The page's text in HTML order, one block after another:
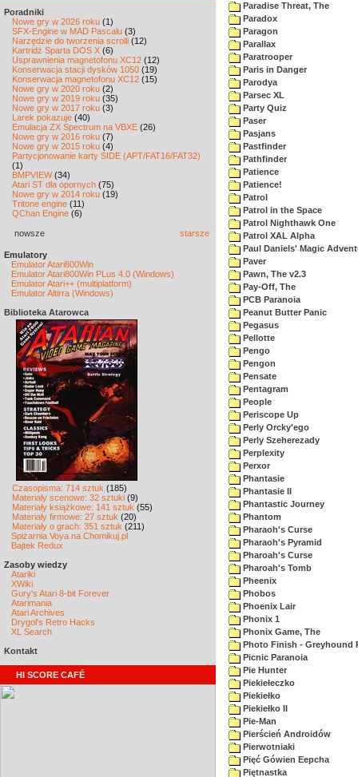
Poradniki
Nowe gry w 2026 roku (1)
SFX-Engine w MAD Pascalu (3)
Narzędzie do tworzenia scrolli (12)
Kartridż Sparta DOS X (6)
Usprawnienia magnetofonu XC12 (12)
Konserwacja stacji dysków 1050 (19)
Konserwacja magnetofonu XC12 (15)
Nowe gry w 2020 roku (2)
Nowe gry w 2019 roku (35)
Nowe gry w 2017 roku (3)
Larek pokazuje (40)
Emulacja ZX Spectrum na VBXE (26)
Nowe gry w 2016 roku (7)
Nowe gry w 2015 roku (4)
Partycjonowanie karty SIDE (APT/FAT16/FAT32)
(1)
BMPVIEW(34)
Atari ST dla opornych (75)
Nowe gry w 2014 roku (19)
Tritone engine (11)
QChan Engine (6)
nowsze starsze
Emulatory
Emulator Atari800Win
Emulator Atari800Win PLus 4.0 (Windows)
Emulator Atari++ (multiplatform)
Emulator Altirra (Windows)
Biblioteka Atarowca
Czasopisma: 714 sztuk (185)
Materiały scenowe: 32 sztuki (9)
Materiały książkowe: 141 sztuk (55)
Materiały firmowe: 27 sztuk (20)
Materiały o grach: 351 sztuk (211)
Spiżarnia Voya na Chomikuj.pl
Bajtek Redux
Zasoby wiedzy
Atariki
XWiki
Gury's Atari 8-bit Forever
Atarimania
Atari Archives
Drygol's Retro Hacks
XL Search
Kontakt
HI SCORE CAFÉ
Paradise Threat, The
Paradox
Paragon
Parallax
Paratrooper
Paris in Danger
Parodya
Parsec XL
Party Quiz
Paser
Pasjans
Pastfinder
Pathfinder
Patience
Patience!
Patrol
Patrol in the Space
Patrol Nighthawk One
Patrol XAL Alpha
Paul Daniels' Magic
Paver
Pawn, The v2.3
Pay-Off, The
PCB Paranoia
Peanut Butter Panic
Pegasus
Pellotte
Pengo
Pengon
Pensate
Pentagram
People
Periscope Up
Perly Orcky'ego
Perly Szeherezady
Perplexity
Perxor
Phantasie
Phantasie II
Phantastic Journey
Phantom
Pharaoh's Curse
Pharaoh's Pyramid
Pharoah's Curse
Pharoah's Tomb
Pheenix
Phobos
Phoenix Lair
Phonix 1
Phonix Game, The
Photo Finish - Greyhound
Picnic Paranoia
Pie Hunter
Piekiełeczko
Piekiełko
Piekiełko II
Pie-Man
Pierścień Androidów
Pierwotniaki
Pięć Gówien Eepcha
Piętnastka